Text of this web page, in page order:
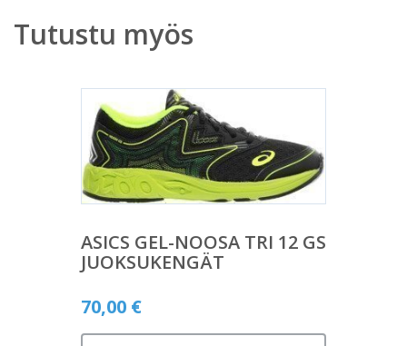
Tutustu myös
ASICS GEL-NOOSA TRI 12 GS
JUOKSUKENGÄT
70,00 €